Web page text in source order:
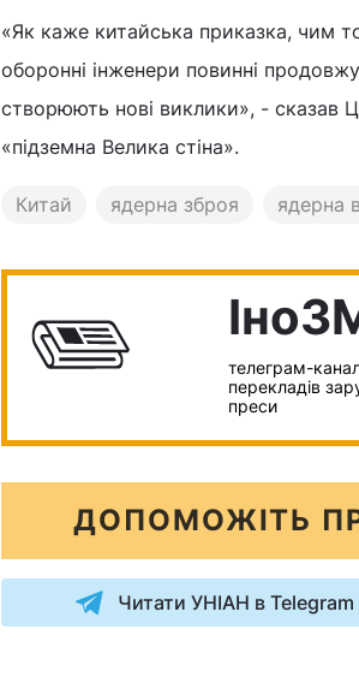
«Як каже китайська приказка, чим
оборонні інженери повинні
створюють нові виклики», - сказав
«підземна Велика стіна».
Китай ядерна зброя ядерна
телеграм-
перекладів
преси
ДОПОМОЖІТЬ
Читати УНІАН в Telegram